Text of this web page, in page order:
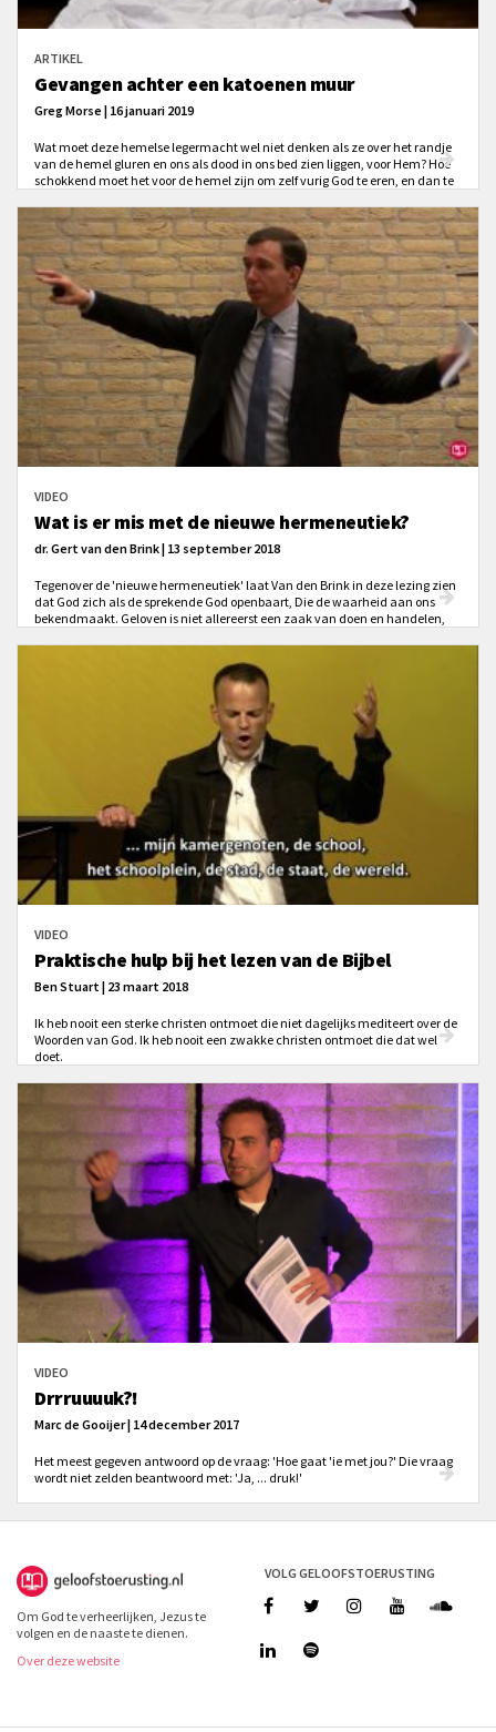
ARTIKEL
Gevangen achter een katoenen muur
Greg Morse | 16 januari 2019
Wat moet deze hemelse legermacht wel niet denken als ze over het randje
van de hemel gluren en ons als dood in ons bed zien liggen, voor Hem? Hoe
schokkend moet het voor de hemel zijn om zelf vurig God te eren, en dan te
ontmoeten met een tik op een knop en zich nog een keer omdraaien. Kies de
Redder boven de snooze-knop.
VIDEO
Wat is er mis met de nieuwe hermeneutiek?
dr. Gert van den Brink | 13 september 2018
Tegenover de 'nieuwe hermeneutiek' laat Van den Brink in deze lezing zien
dat God zich als de sprekende God openbaart, Die de waarheid aan ons
bekendmaakt. Geloven is niet allereerst een zaak van doen en handelen,
VIDEO
Praktische hulp bij het lezen van de Bijbel
Ben Stuart | 23 maart 2018
Ik heb nooit een sterke christen ontmoet die niet dagelijks mediteert over de
Woorden van God. Ik heb nooit een zwakke christen ontmoet die dat wel
doet.
VIDEO
Drrruuuuk?!
Marc de Gooijer | 14 december 2017
Het meest gegeven antwoord op de vraag: 'Hoe gaat 'ie met jou?' Die vraag
wordt niet zelden beantwoord met: 'Ja, ... druk!'
Om God te verheerlijken, Jezus te
volgen en de naaste te dienen.
Over deze website
VOLG GELOOFSTOERUSTING